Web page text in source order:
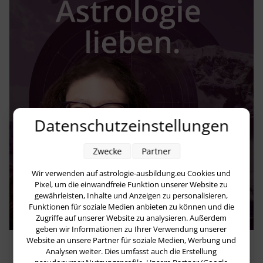
Astropraxis-Podcast
Datenschutzeinstellungen
Wir verwenden auf astrologie-ausbildung.eu Cookies und
Pixel, um die einwandfreie Funktion unserer Website zu
gewährleisten, Inhalte und Anzeigen zu personalisieren,
Funktionen für soziale Medien anbieten zu können und die
Zugriffe auf unserer Website zu analysieren. Außerdem
geben wir Informationen zu Ihrer Verwendung unserer
Website an unsere Partner für soziale Medien, Werbung und
Analysen weiter. Dies umfasst auch die Erstellung
Zwecke Partner